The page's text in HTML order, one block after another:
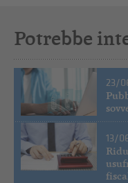
Potrebbe
23/
13/